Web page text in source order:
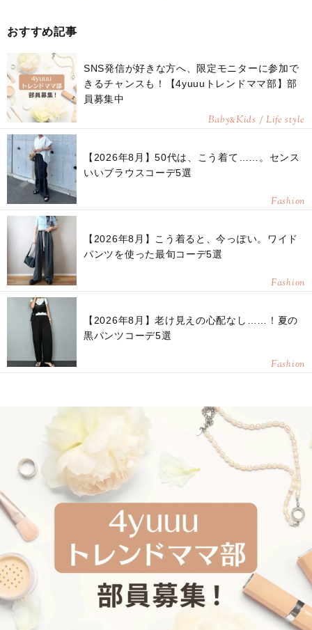
おすすめ記事
SNS発信が好きな方へ、限定モニターに参加で
きるチャンスも！【4yuuuトレンドママ部】部
員募集中
Baby&Kids / Life style
【2026年8月】50代は、こう着て……。センス
いいブラウスコーデ5選
Fashion
【2026年8月】こう着ると、今っぽい。ワイド
パンツを使った最旬コーデ5選
Fashion
【2026年8月】老け見えの心配なし……！夏の
黒パンツコーデ5選
Fashion